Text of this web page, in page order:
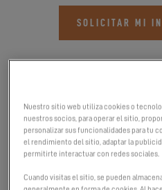
SOLICITAR MI
Nuestro sitio web utiliza cookies o
nuestros socios, para operar el sitio,
personalizar sus funcionalidades para tu
el rendimiento del sitio, adaptar la
permitirte interactuar con redes sociales.
Cuando visitas el sitio, se pueden